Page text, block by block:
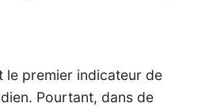
le premier indicateur de
Pourtant, dans de